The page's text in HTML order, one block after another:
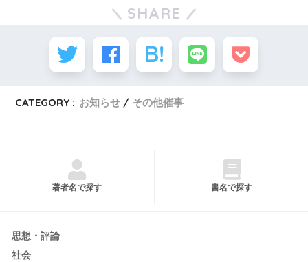
SHARE
CATEGORY : お知らせ その他催事
著者名で探す 書名で探す
思想・評論
社会